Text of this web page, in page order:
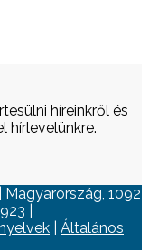
híreinkről és
hírlevelünkre.
1092
|
Általános